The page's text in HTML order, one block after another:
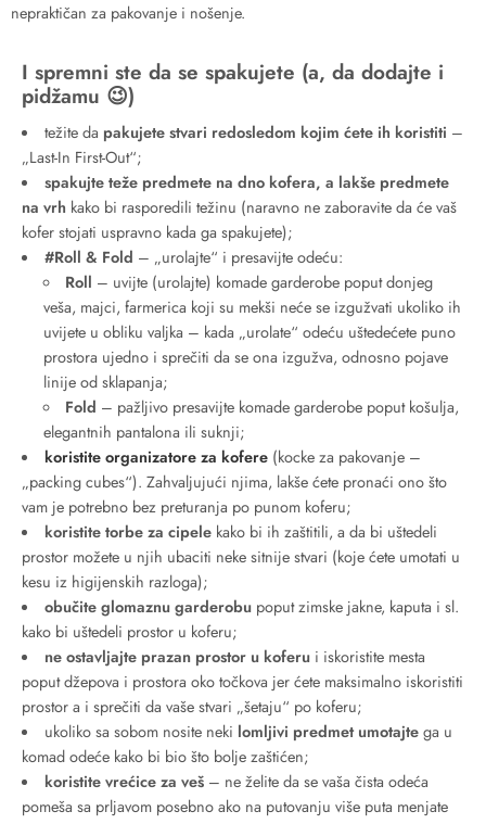
nepraktičan za pakovanje i nošenje.
I spremni ste da se spakujete (a, da dodajte i
pidžamu 😉)
težite da pakujete stvari redosledom kojim ćete ih koristiti –
„Last-In First-Out“;
spakujte teže predmete na dno kofera, a lakše predmete
na vrh kako bi rasporedili težinu (naravno ne zaboravite da će vaš
kofer stojati uspravno kada ga spakujete);
#Roll & Fold – „urolajte“ i presavijte odeću:
Roll – uvijte (urolajte) komade garderobe poput donjeg
veša, majci, farmerica koji su mekši neće se izgužvati ukoliko ih
uvijete u obliku valjka – kada „urolate“ odeću uštedećete puno
prostora ujedno i sprečiti da se ona izgužva, odnosno pojave
linije od sklapanja;
Fold – pažljivo presavijte komade garderobe poput košulja,
elegantnih pantalona ili suknji;
koristite organizatore za kofere(kocke za pakovanje –
„packing cubes“). Zahvaljujući njima, lakše ćete pronaći ono što
vam je potrebno bez preturanja po punom koferu;
koristite torbe za cipelekako bi ih zaštitili, a da bi uštedeli
prostor možete u njih ubaciti neke sitnije stvari (koje ćete umotati u
kesu iz higijenskih razloga);
obučite glomaznu garderobupoput zimske jakne, kaputa i sl.
kako bi uštedeli prostor u koferu;
ne ostavljajte prazan prostor u koferui iskoristite mesta
poput džepova i prostora oko točkova jer ćete maksimalno iskoristiti
prostor a i sprečiti da vaše stvari „šetaju“ po koferu;
ukoliko sa sobom nosite neki lomljivi predmet umotajtega u
komad odeće kako bi bio što bolje zaštićen;
koristite vrećice za veš– ne želite da se vaša čista odeća
pomeša sa prljavom posebno ako na putovanju više puta menjate